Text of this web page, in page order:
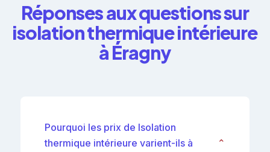
Réponses aux questions sur
isolation thermique intérieure
à Éragny
Pourquoi les prix de Isolation
thermique intérieure varient-ils à
⌄